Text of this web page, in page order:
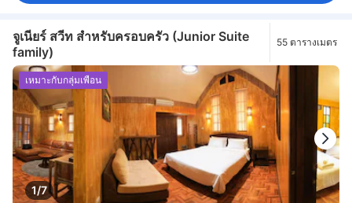
จูเนียร์ สวีท สำหรับครอบครัว (Junior Suite
family)
55 ตารางเมตร
1/7
เหมาะกับกลุ่มเพื่อน